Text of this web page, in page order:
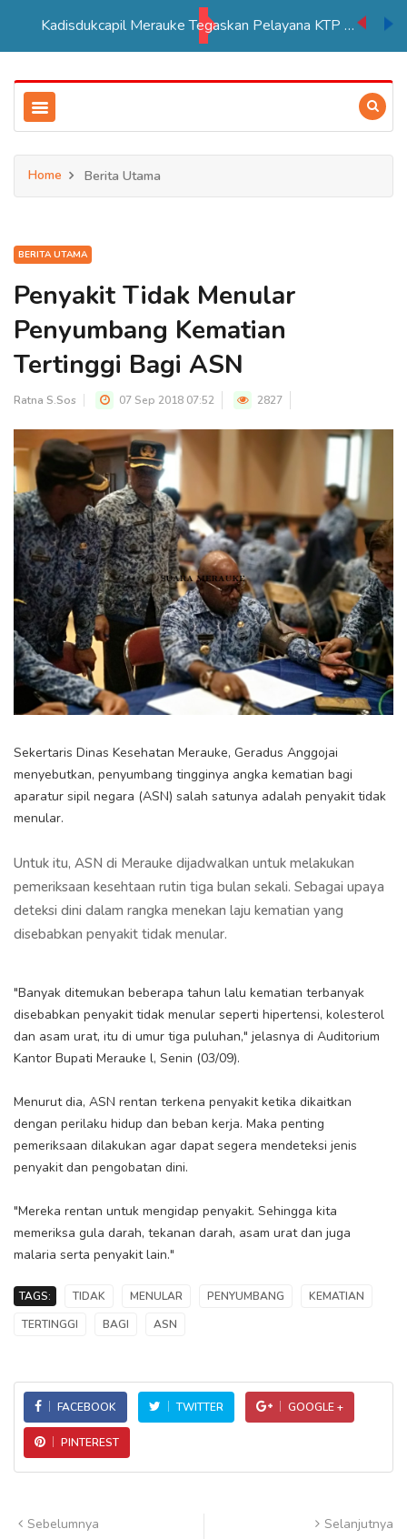
Kadisdukcapil Merauke Tegaskan Pelayana KTP Sesuai SOP
Home Berita Utama
BERITA UTAMA
Penyakit Tidak Menular
Penyumbang Kematian
Tertinggi Bagi ASN
Ratna S.Sos 07 Sep 2018 07:52 2827
Sekertaris Dinas Kesehatan Merauke, Geradus Anggojai
menyebutkan, penyumbang tingginya angka kematian bagi
aparatur sipil negara (ASN) salah satunya adalah penyakit tidak
menular.
Untuk itu, ASN di Merauke dijadwalkan untuk melakukan
pemeriksaan kesehtaan rutin tiga bulan sekali. Sebagai upaya
deteksi dini dalam rangka menekan laju kematian yang
disebabkan penyakit tidak menular.
"Banyak ditemukan beberapa tahun lalu kematian terbanyak
disebabkan penyakit tidak menular seperti hipertensi, kolesterol
dan asam urat, itu di umur tiga puluhan," jelasnya di Auditorium
Kantor Bupati Merauke l, Senin (03/09).
Menurut dia, ASN rentan terkena penyakit ketika dikaitkan
dengan perilaku hidup dan beban kerja. Maka penting
pemeriksaan dilakukan agar dapat segera mendeteksi jenis
penyakit dan pengobatan dini.
"Mereka rentan untuk mengidap penyakit. Sehingga kita
memeriksa gula darah, tekanan darah, asam urat dan juga
malaria serta penyakit lain."
TAGS: TIDAK MENULAR PENYUMBANG
KEMATIAN
TERTINGGI
BAGI ASN
FACEBOOK TWITTER GOOGLE +
PINTEREST
Sebelumnya Selanjutnya